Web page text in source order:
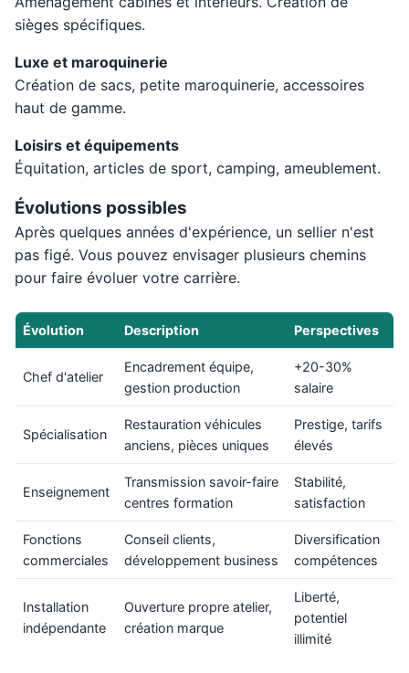
sièges spécifiques.
Luxe et maroquinerie
Création de sacs, petite maroquinerie, accessoires
haut de gamme.
Loisirs et équipements
Équitation, articles de sport, camping, ameublement.
Évolutions possibles
Après quelques années d'expérience, un sellier n'est
pas figé. Vous pouvez envisager plusieurs chemins
pour faire évoluer votre carrière.
Évolution Description Perspectives
Chef d'atelier
Encadrement équipe,
gestion production
+20-30%
salaire
Spécialisation
Restauration véhicules
anciens, pièces uniques
Prestige, tarifs
élevés
Enseignement
Transmission savoir-faire
centres formation
Stabilité,
satisfaction
Fonctions
commerciales
Conseil clients,
développement business
Diversification
compétences
Installation
indépendante
Ouverture propre atelier,
création marque
Liberté,
potentiel
illimité